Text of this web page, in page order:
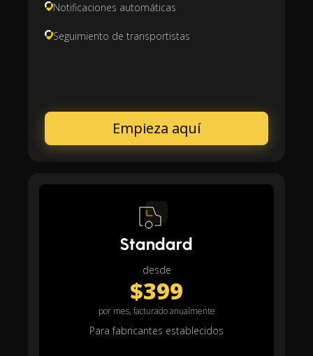
Notificaciones automáticas
Seguimiento de transportistas
Empieza aquí
Standard
desde
$399
por mes, facturado anualmente
Para fabricantes establecidos